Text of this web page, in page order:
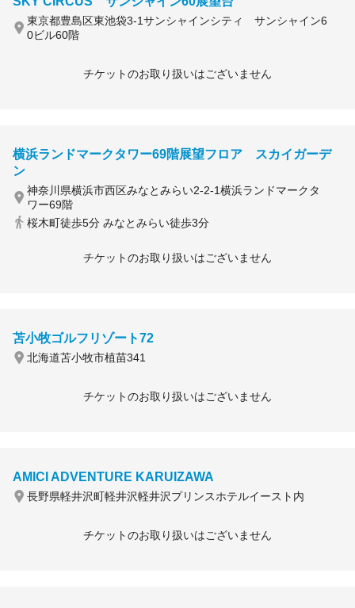
東京都豊島区東池袋3-1サンシャインシティ サンシャイン6
0ビル60階
チケットのお取り扱いはございません
横浜ランドマークタワー69階展望フロア スカイガーデ
ン
神奈川県横浜市西区みなとみらい2-2-1横浜ランドマークタ
ワー69階
桜木町徒歩5分 みなとみらい徒歩3分
チケットのお取り扱いはございません
苫小牧ゴルフリゾート72
北海道苫小牧市植苗341
チケットのお取り扱いはございません
AMICI ADVENTURE KARUIZAWA
長野県軽井沢町軽井沢軽井沢プリンスホテルイースト内
チケットのお取り扱いはございません